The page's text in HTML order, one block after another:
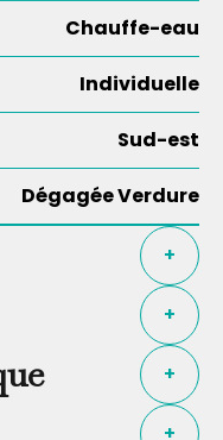
Chauffe-eau
Individuelle
Sud-est
Dégagée Verdure
+
+
+
+